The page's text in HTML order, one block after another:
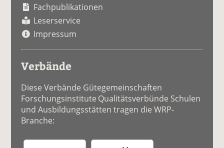
Fachpublikationen
Leserservice
Impressum
Verbände
Diese Verbände Gütegemeinschaften
Forschungsinstitute Qualitätsverbünde Schulen
und Ausbildungsstätten tragen die WRP-
Branche: